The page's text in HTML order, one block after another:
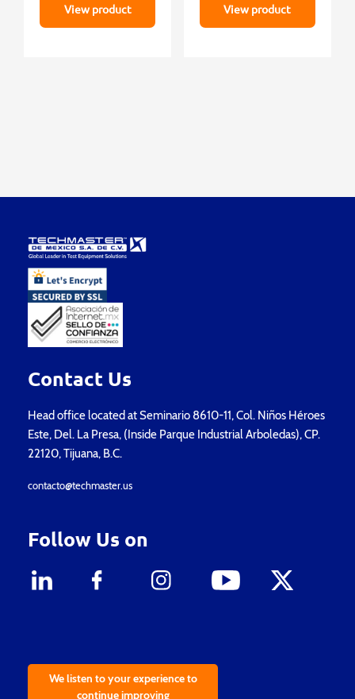
View product View product
Contact Us
Head office located at Seminario 8610-11, Col. Niños Héroes
Este, Del. La Presa, (Inside Parque Industrial Arboledas), CP.
22120, Tijuana, B.C.
contacto@techmaster.us
Follow Us on
We listen to your experience to
continue improving